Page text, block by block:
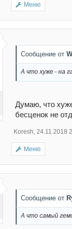
Меню
Сообщение от
А что хуже - на
Думаю, что
бесценок не
Koresh 24.11.2018
Меню
Сообщение от
А что самый